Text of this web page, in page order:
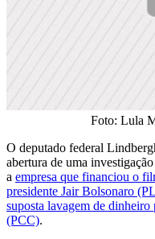
Foto: Lula
O deputado federal
abertura de uma
a empresa que financiou o
presidente Jair Bolsonaro
suposta lavagem de
(PCC).